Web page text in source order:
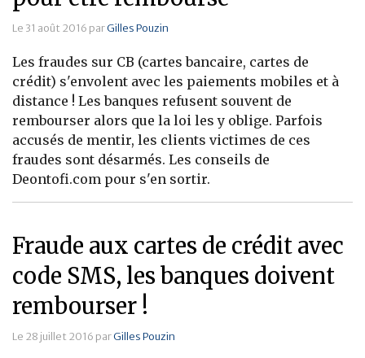
Le 31 août 2016 parGilles Pouzin
Les fraudes sur CB (cartes bancaire, cartes de
crédit) s'envolent avec les paiements mobiles et à
distance ! Les banques refusent souvent de
rembourser alors que la loi les y oblige. Parfois
accusés de mentir, les clients victimes de ces
fraudes sont désarmés. Les conseils de
Deontofi.com pour s'en sortir.
Fraude aux cartes de crédit avec
code SMS, les banques doivent
rembourser !
Le 28 juillet 2016 parGilles Pouzin